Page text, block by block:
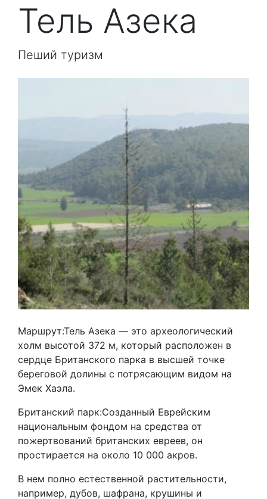
Тель Азека
Пеший туризм
Маршрут:Тель Азека — это археологический
холм высотой 372 м, который расположен в
сердце Британского парка в высшей точке
береговой долины с потрясающим видом на
Эмек Хаэла.
Британский парк:Созданный Еврейским
национальным фондом на средства от
пожертвований британских евреев, он
простирается на около 10 000 акров.
В нем полно естественной растительности,
например, дубов, шафрана, крушины и